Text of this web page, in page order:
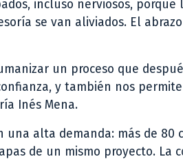
incluso nerviosos,
se van aliviados. El
un proceso que
y también nos
Inés Mena.
alta demanda: más de 80
de un mismo proyecto. La